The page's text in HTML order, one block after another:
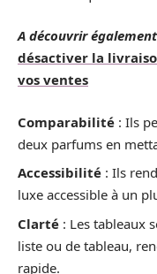
A découvrir
désactiver la
vos ventes
Comparabilité : Ils
deux parfums en
Accessibilité : Ils
luxe accessible à un
Clarté : Les tableaux
liste ou de tableau,
rapide.